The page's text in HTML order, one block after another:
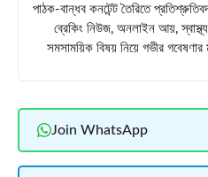
পাঠক-বান্ধব কনটেন্ট তৈরিতে
ব্রেকিং নিউজ, অনলাইন আয়,
সমসাময়িক বিষয় নিয়ে গভীর গবেষণার
Join WhatsApp